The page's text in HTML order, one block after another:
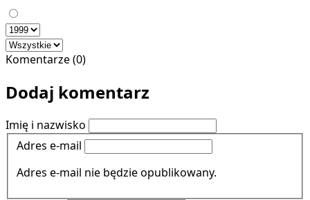
Komentarze (0)
Dodaj komentarz
Imię i nazwisko
Adres e-mail
Adres e-mail nie będzie opublikowany.